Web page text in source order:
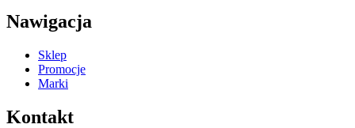
Nawigacja
Sklep
Promocje
Marki
Kontakt